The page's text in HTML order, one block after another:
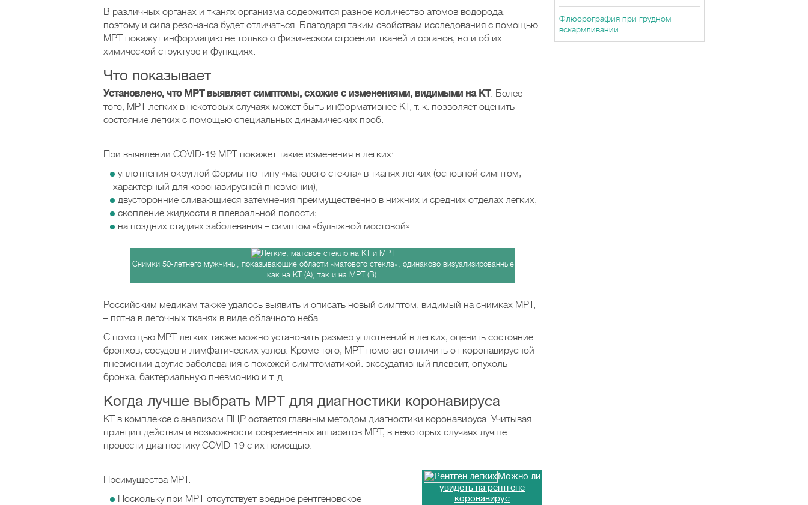
В различных органах и тканях организма содержится разное количество атомов водорода,
поэтому и сила резонанса будет отличаться. Благодаря таким свойствам исследования с помощью
МРТ покажут информацию не только о физическом строении тканей и органов, но и об их
химической структуре и функциях.
Что показывает
Установлено, что МРТ выявляет симптомы, схожие с изменениями, видимыми на КТ. Более
того, МРТ легких в некоторых случаях может быть информативнее КТ, т. к. позволяет оценить
состояние легких с помощью специальных динамических проб.
При выявлении COVID-19 МРТ покажет такие изменения в легких:
уплотнения округлой формы по типу «матового стекла» в тканях легких (основной симптом,
характерный для коронавирусной пневмонии);
двусторонние сливающиеся затемнения преимущественно в нижних и средних отделах легких;
скопление жидкости в плевральной полости;
на поздних стадиях заболевания – симптом «булыжной мостовой».
Снимки 50-летнего мужчины, показывающие области «матового стекла», одинаково визуализированные
как на КТ (A), так и на МРТ (B).
Российским медикам также удалось выявить и описать новый симптом, видимый на снимках МРТ,
– пятна в легочных тканях в виде облачного неба.
С помощью МРТ легких также можно установить размер уплотнений в легких, оценить состояние
бронхов, сосудов и лимфатических узлов. Кроме того, МРТ помогает отличить от коронавирусной
пневмонии другие заболевания с похожей симптоматикой: экссудативный плеврит, опухоль
бронха, бактериальную пневмонию и т. д.
Когда лучше выбрать МРТ для диагностики коронавируса
КТ в комплексе с анализом ПЦР остается главным методом диагностики коронавируса. Учитывая
принцип действия и возможности современных аппаратов МРТ, в некоторых случаях лучше
провести диагностику COVID-19 с их помощью.
Можно ли
увидеть на рентгене
коронавирус
Преимущества МРТ:
Поскольку при МРТ отсутствует вредное рентгеновское
Флюорография при грудном
вскармливании